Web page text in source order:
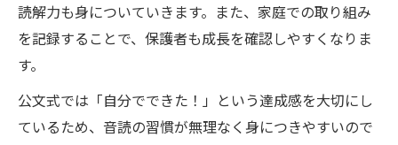
読解力も身についていきます。また、家庭での取り組み
を記録することで、保護者も成長を確認しやすくなりま
す。
公文式では「自分でできた！」という達成感を大切にし
ているため、音読の習慣が無理なく身につきやすいので